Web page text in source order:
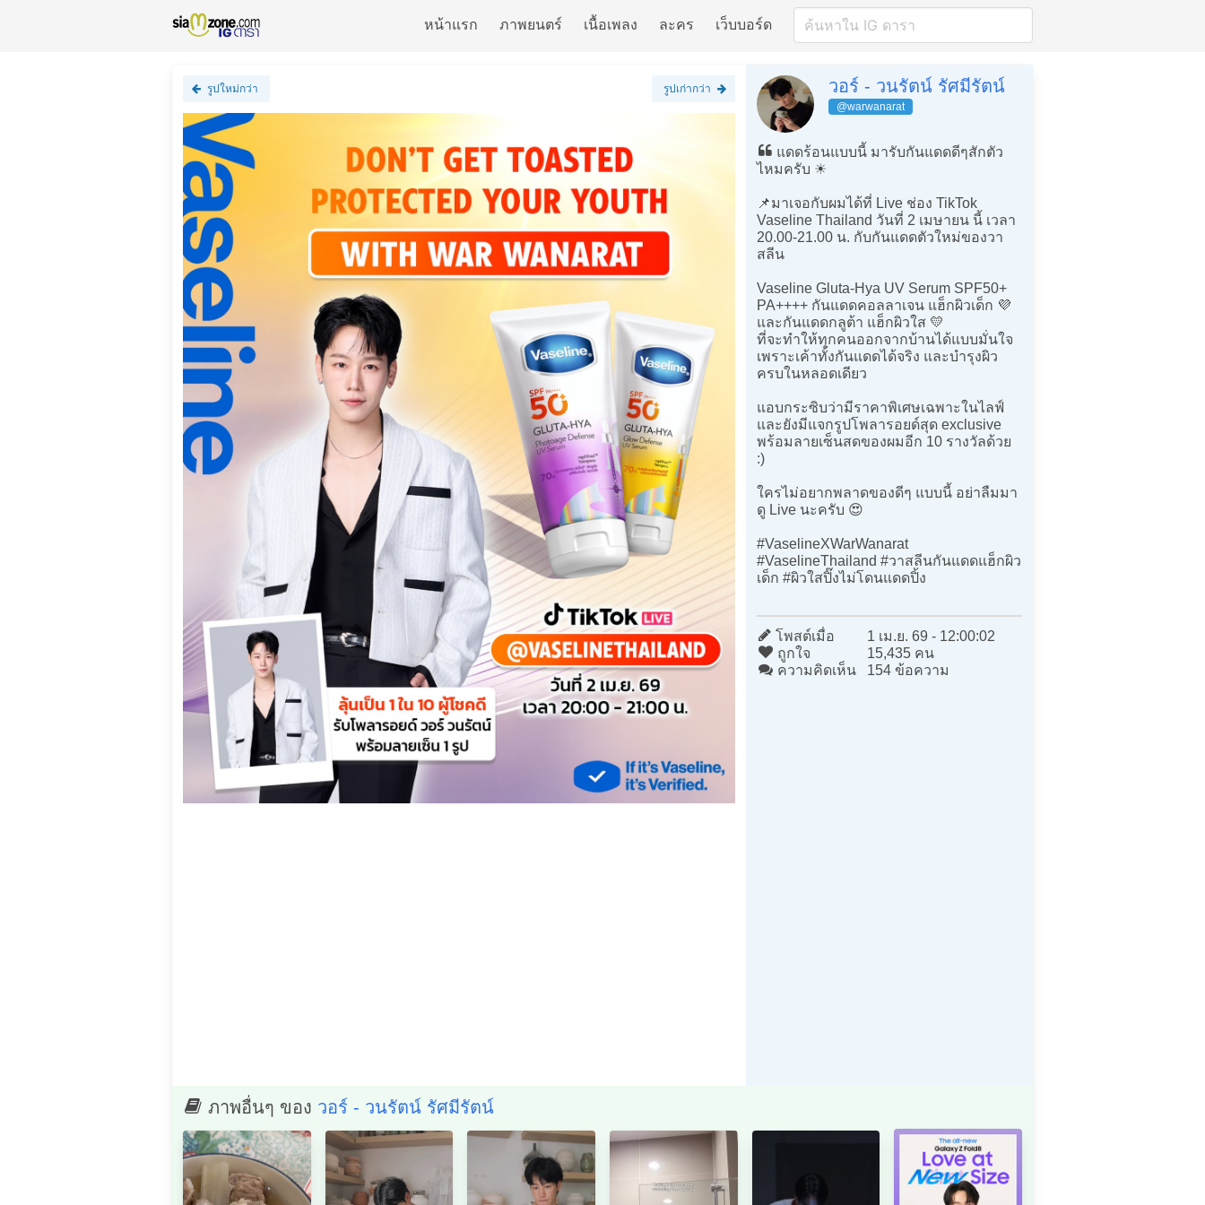
หน้าแรก ภาพยนตร์ เนื้อเพลง ละคร เว็บบอร์ด
รูปใหม่กว่า รูปเก่ากว่า วอร์ - วนรัตน์ รัศมีรัตน์
@warwanarat
แดดร้อนแบบนี้ มารับกันแดดดีๆสักตัว
ไหมครับ ☀️
📌มาเจอกับผมได้ที่ Live ช่อง TikTok
Vaseline Thailand วันที่ 2 เมษายน นี้ เวลา
20.00-21.00 น. กับกันแดดตัวใหม่ของวา
สลีน
Vaseline Gluta-Hya UV Serum SPF50+
PA++++ กันแดดคอลลาเจน แฮ็กผิวเด็ก 💜
และกันแดดกลูต้า แฮ็กผิวใส 💛
ที่จะทำให้ทุกคนออกจากบ้านได้แบบมั่นใจ
เพราะเค้าทั้งกันแดดได้จริง และบำรุงผิว
ครบในหลอดเดียว
แอบกระซิบว่ามีราคาพิเศษเฉพาะในไลฟ์
และยังมีแจกรูปโพลารอยด์สุด exclusive
พร้อมลายเซ็นสดของผมอีก 10 รางวัลด้วย
:)
ใครไม่อยากพลาดของดีๆ แบบนี้ อย่าลืมมา
ดู Live นะครับ 😍
#VaselineXWarWanarat
#VaselineThailand #วาสลีนกันแดดแฮ็กผิว
เด็ก #ผิวใสปิ๊งไม่โดนแดดปิ้ง
โพสต์เมื่อ
1 เม.ย. 69 - 12:00:02
ถูกใจ
15,435 คน
ความคิดเห็น
154 ข้อความ
ภาพอื่นๆ ของ วอร์ - วนรัตน์ รัศมีรัตน์